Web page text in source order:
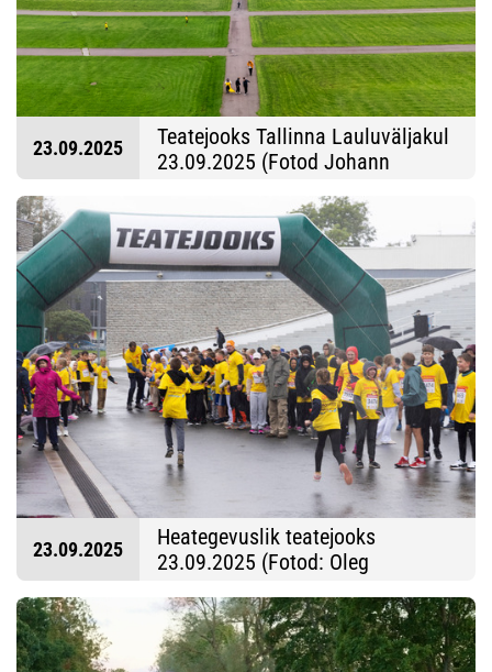
23.09.2025
Teatejooks Tallinna Lauluväljakul
23.09.2025 (Fotod Johann
23.09.2025
Heategevuslik teatejooks
23.09.2025 (Fotod: Oleg